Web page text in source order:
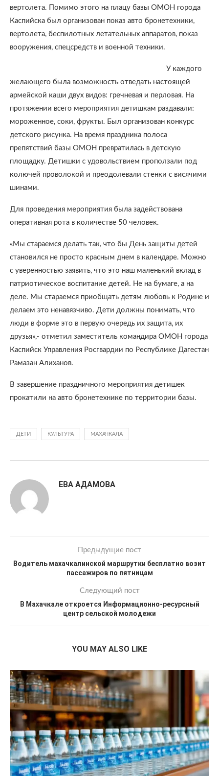
вертолета. Помимо этого на плацу базы ОМОН города
Каспийска был организован показ авто бронетехники,
вертолета, беспилотных летательных аппаратов, показ
вооружения, спецсредств и военной техники.
У каждого
желающего была возможность отведать настоящей
армейской каши двух видов: гречневая и перловая. На
протяжении всего мероприятия детишкам раздавали:
мороженное, соки, фрукты. Был организован конкурс
детского рисунка. На время праздника полоса
препятствий базы ОМОН превратилась в детскую
площадку. Детишки с удовольствием проползали под
колючей проволокой и преодолевали стенки с висячими
шинами.
Для проведения мероприятия была задействована
оперативная рота в количестве 50 человек.
«Мы стараемся делать так, что бы День защиты детей
становился не просто красным днем в календаре. Можно
с уверенностью заявить, что это наш маленький вклад в
патриотическое воспитание детей. Не на бумаге, а на
деле. Мы стараемся приобщать детям любовь к Родине и
делаем это ненавязчиво. Дети должны понимать, что
люди в форме это в первую очередь их защита, их
друзья»,- отметил заместитель командира ОМОН города
Каспийск Управления Росгвардии по Республике Дагестан
Рамазан Алиханов.
В завершение праздничного мероприятия детишек
прокатили на авто бронетехнике по территории базы.
ДЕТИ КУЛЬТУРА МАХАЧКАЛА
ЕВА АДАМОВА
Предыдущие пост
Водитель махачкалинской маршрутки бесплатно возит
пассажиров по пятницам
Следующий пост
В Махачкале откроется Информационно-ресурсный
центр сельской молодежи
YOU MAY ALSO LIKE